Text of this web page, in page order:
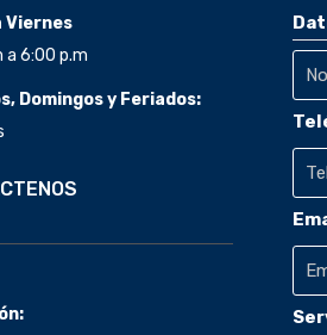
Viernes
a 6:00 p.m
Domingos y Feriados: